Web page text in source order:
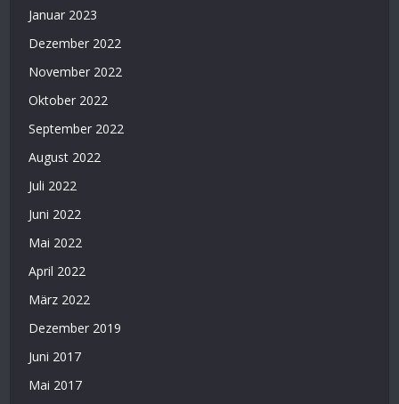
Januar 2023
Dezember 2022
November 2022
Oktober 2022
September 2022
August 2022
Juli 2022
Juni 2022
Mai 2022
April 2022
März 2022
Dezember 2019
Juni 2017
Mai 2017